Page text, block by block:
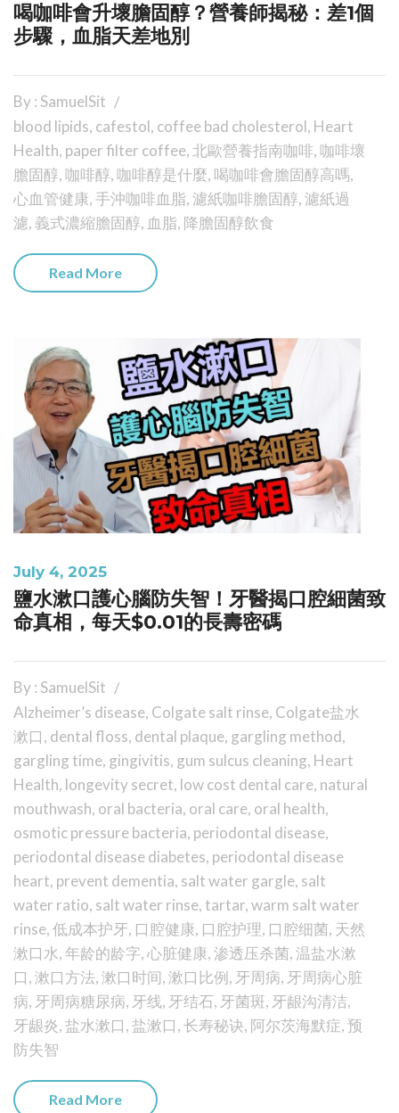
喝咖啡會升壞膽固醇？營養師揭秘：差1個
步驟，血脂天差地別
By : SamuelSit
blood lipids, cafestol, coffee bad cholesterol, Heart
Health, paper filter coffee,北歐營養指南咖啡,咖啡壞
膽固醇,咖啡醇,咖啡醇是什麼, 喝咖啡會膽固醇高嗎,
心血管健康,手沖咖啡血脂, 濾紙咖啡膽固醇, 濾紙過
濾,義式濃縮膽固醇, 血脂, 降膽固醇飲食
Read More
July 4, 2025
鹽水漱口護心腦防失智！牙醫揭口腔細菌致
命真相，每天$0.01的長壽密碼
By : SamuelSit
Alzheimer’s disease, Colgate salt rinse, Colgate盐水
漱口, dental floss, dental plaque, gargling method,
gargling time, gingivitis, gum sulcus cleaning, Heart
Health, longevity secret, low cost dental care, natural
mouthwash, oral bacteria, oral care, oral health,
osmotic pressure bacteria, periodontal disease,
periodontal disease diabetes, periodontal disease
heart, prevent dementia, salt water gargle, salt
water ratio, salt water rinse, tartar,warm salt water
rinse,低成本护牙, 口腔健康, 口腔护理, 口腔细菌, 天然
漱口水,年龄的龄字,心脏健康, 渗透压杀菌, 温盐水漱
口,漱口方法,漱口时间,漱口比例, 牙周病, 牙周病心脏
病, 牙周病糖尿病, 牙线, 牙结石, 牙菌斑, 牙龈沟清洁,
牙龈炎,盐水漱口,盐漱口,长寿秘诀, 阿尔茨海默症,预
防失智
Read More